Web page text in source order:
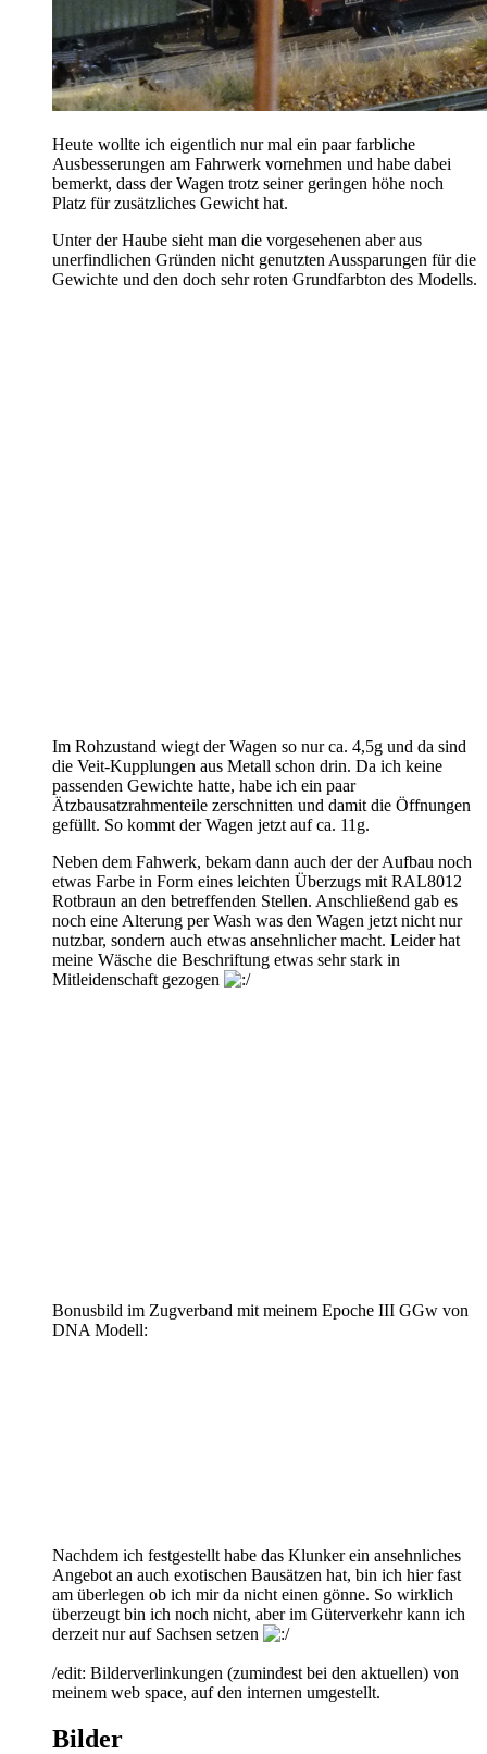
Heute wollte ich eigentlich nur mal ein paar farbliche
Ausbesserungen am Fahrwerk vornehmen und habe dabei
bemerkt, dass der Wagen trotz seiner geringen höhe noch
Platz für zusätzliches Gewicht hat.
Unter der Haube sieht man die vorgesehenen aber aus
unerfindlichen Gründen nicht genutzten Aussparungen für die
Gewichte und den doch sehr roten Grundfarbton des Modells.
Im Rohzustand wiegt der Wagen so nur ca. 4,5g und da sind
die Veit-Kupplungen aus Metall schon drin. Da ich keine
passenden Gewichte hatte, habe ich ein paar
Ätzbausatzrahmenteile zerschnitten und damit die Öffnungen
gefüllt. So kommt der Wagen jetzt auf ca. 11g.
Neben dem Fahwerk, bekam dann auch der der Aufbau noch
etwas Farbe in Form eines leichten Überzugs mit RAL8012
Rotbraun an den betreffenden Stellen. Anschließend gab es
noch eine Alterung per Wash was den Wagen jetzt nicht nur
nutzbar, sondern auch etwas ansehnlicher macht. Leider hat
meine Wäsche die Beschriftung etwas sehr stark in
Mitleidenschaft gezogen
Bonusbild im Zugverband mit meinem Epoche III GGw von
DNA Modell:
Nachdem ich festgestellt habe das Klunker ein ansehnliches
Angebot an auch exotischen Bausätzen hat, bin ich hier fast
am überlegen ob ich mir da nicht einen gönne. So wirklich
überzeugt bin ich noch nicht, aber im Güterverkehr kann ich
derzeit nur auf Sachsen setzen
/edit: Bilderverlinkungen (zumindest bei den aktuellen) von
meinem web space, auf den internen umgestellt.
Bilder